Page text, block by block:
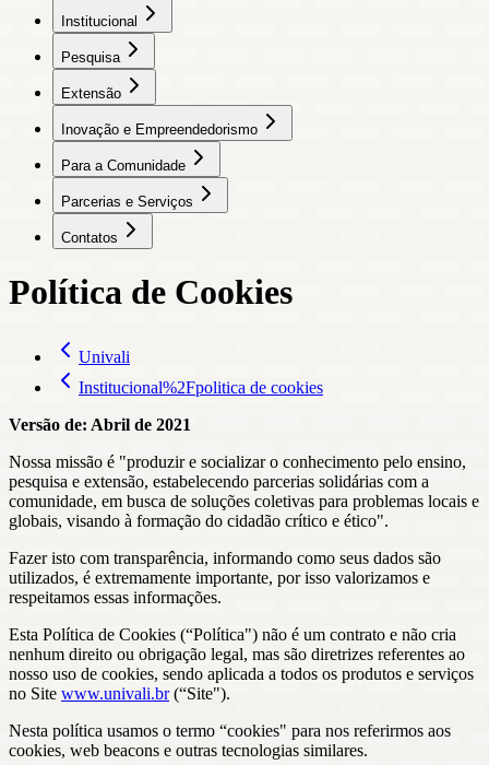
Institucional
Pesquisa
Extensão
Inovação e Empreendedorismo
Para a Comunidade
Parcerias e Serviços
Contatos
Política de Cookies
Univali
Institucional%2Fpolitica de cookies
Versão de: Abril de 2021
Nossa missão é "produzir e socializar o conhecimento pelo ensino,
pesquisa e extensão, estabelecendo parcerias solidárias com a
comunidade, em busca de soluções coletivas para problemas locais e
globais, visando à formação do cidadão crítico e ético".
Fazer isto com transparência, informando como seus dados são
utilizados, é extremamente importante, por isso valorizamos e
respeitamos essas informações.
Esta Política de Cookies (“Política") não é um contrato e não cria
nenhum direito ou obrigação legal, mas são diretrizes referentes ao
nosso uso de cookies, sendo aplicada a todos os produtos e serviços
no Site www.univali.br(“Site").
Nesta política usamos o termo “cookies" para nos referirmos aos
cookies, web beacons e outras tecnologias similares.